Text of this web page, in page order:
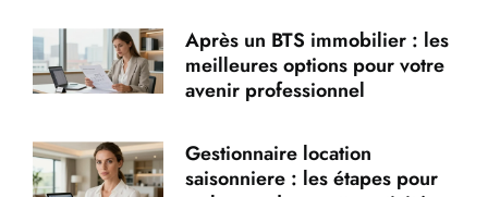
Après un BTS immobilier : les
meilleures options pour votre
avenir professionnel
Gestionnaire location
saisonniere : les étapes pour